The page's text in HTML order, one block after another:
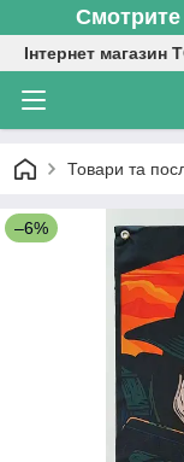
Інтернет магазин
Товари та
–6%